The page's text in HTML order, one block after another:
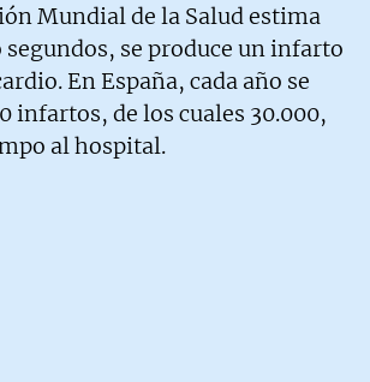
Mundial de la Salud estima
segundos, se produce un infarto
En España, cada año se
infartos, de los cuales 30.000,
al hospital.